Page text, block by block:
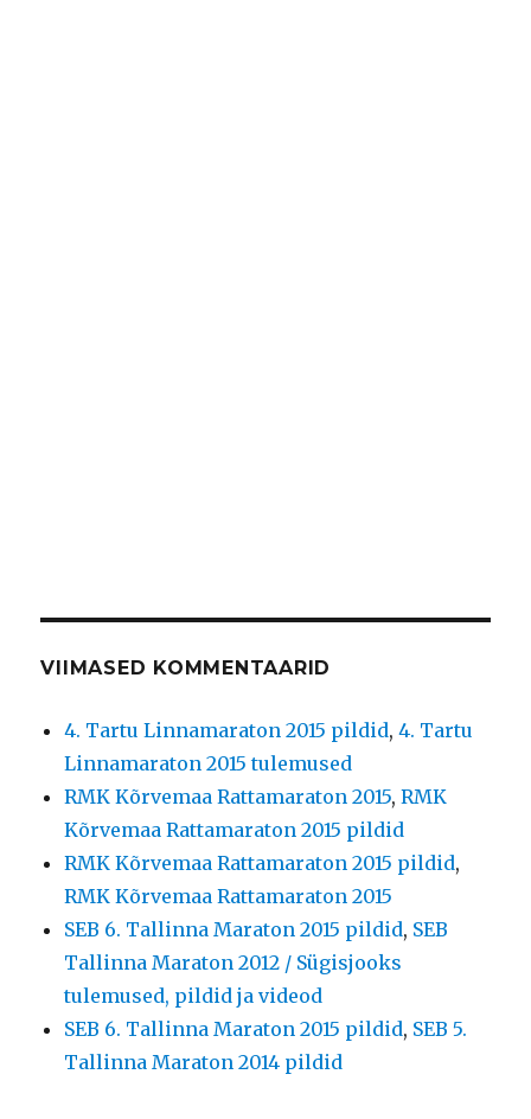
VIIMASED KOMMENTAARID
4. Tartu Linnamaraton 2015 pildid,4. Tartu
Linnamaraton 2015 tulemused
RMK Kõrvemaa Rattamaraton 2015,RMK
Kõrvemaa Rattamaraton 2015 pildid
RMK Kõrvemaa Rattamaraton 2015 pildid,
RMK Kõrvemaa Rattamaraton 2015
SEB 6. Tallinna Maraton 2015 pildid, SEB
Tallinna Maraton 2012 / Sügisjooks
tulemused, pildid ja videod
SEB 6. Tallinna Maraton 2015 pildid, SEB 5.
Tallinna Maraton 2014 pildid